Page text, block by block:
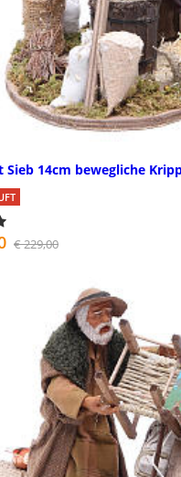
Sieb 14cm bewegliche
€ 229,00